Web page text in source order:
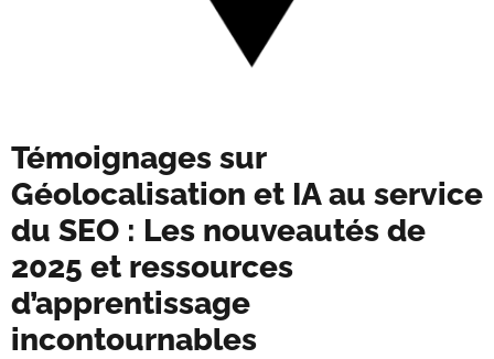
Témoignages sur
Géolocalisation et IA au service
du SEO : Les nouveautés de
2025 et ressources
d’apprentissage
incontournables